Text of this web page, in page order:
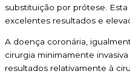
substituição por prótese.
excelentes resultados e
A doença coronária,
cirurgia minimamente
resultados relativamente à